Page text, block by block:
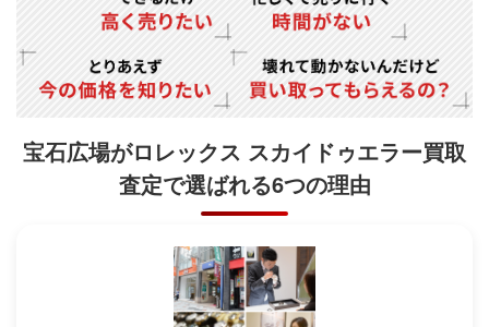
宝石広場がロレックス スカイドゥエラー買取
査定で選ばれる6つの理由